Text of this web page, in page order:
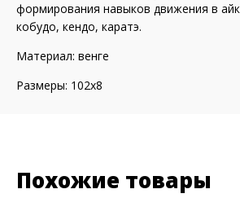
формирования навыков движения в
кобудо, кендо, каратэ.
Материал: венге
Размеры: 102х8
Похожие товары